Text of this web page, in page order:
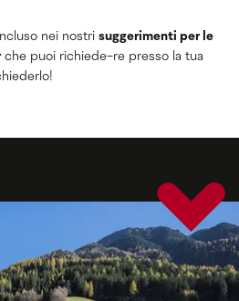
nei nostri suggerimenti per le
che puoi richiede-re presso la tua